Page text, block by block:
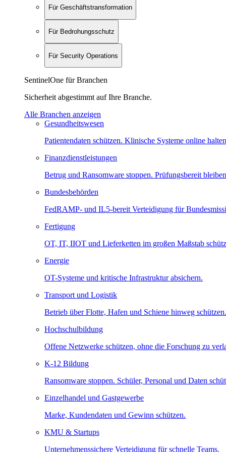
Für Geschäftstransformation
Für Bedrohungsschutz
Für Security Operations
SentinelOne für Branchen
Sicherheit abgestimmt auf Ihre Branche.
Alle Branchen anzeigen
Gesundheitswesen
Patientendaten schützen. Klinische Systeme online
Finanzdienstleistungen
Betrug und Ransomware stoppen. Prüfungsbereit
Bundesbehörden
FedRAMP- und IL5-bereit Verteidigung für
Fertigung
OT, IT, IIOT und Lieferketten im großen Maßstab
Energie
OT-Systeme und kritische Infrastruktur absichern.
Transport und Logistik
Betrieb über Flotte, Hafen und Schiene hinweg schützen.
Hochschulbildung
Offene Netzwerke schützen, ohne die Forschung zu
K-12 Bildung
Ransomware stoppen. Schüler, Personal und Daten
Einzelhandel und Gastgewerbe
Marke, Kundendaten und Gewinn schützen.
KMU & Startups
Unternehmenssichere Verteidigung für schnelle Teams.